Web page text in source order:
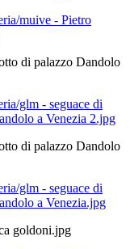
muive - Pietro
di palazzo Dandolo
glm - seguace di
a Venezia 2.jpg
di palazzo Dandolo
glm - seguace di
a Venezia.jpg
goldoni.jpg